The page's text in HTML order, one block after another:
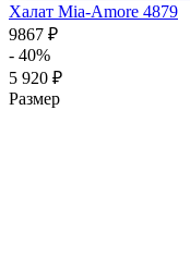
Халат Mia-Amore 4879
9867 ₽
- 40%
5 920 ₽
Размер